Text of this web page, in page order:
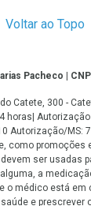
Voltar ao Topo
Pacheco |
Catete, 300 -
horas|
Autorização/MS:
como promoções
ser usadas
a
o médico está
e prescrever